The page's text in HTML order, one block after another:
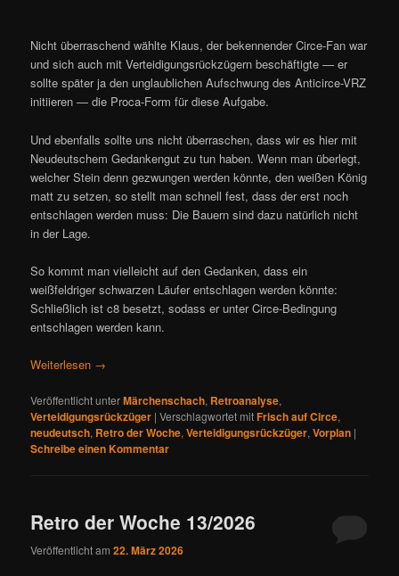
Nicht überraschend wählte Klaus, der bekennender Circe-Fan war
und sich auch mit Verteidigungsrückzügern beschäftigte — er
sollte später ja den unglaublichen Aufschwung des Anticirce-VRZ
initiieren — die Proca-Form für diese Aufgabe.
Und ebenfalls sollte uns nicht überraschen, dass wir es hier mit
Neudeutschem Gedankengut zu tun haben. Wenn man überlegt,
welcher Stein denn gezwungen werden könnte, den weißen König
matt zu setzen, so stellt man schnell fest, dass der erst noch
entschlagen werden muss: Die Bauern sind dazu natürlich nicht
in der Lage.
So kommt man vielleicht auf den Gedanken, dass ein
weißfeldriger schwarzen Läufer entschlagen werden könnte:
Schließlich ist c8 besetzt, sodass er unter Circe-Bedingung
entschlagen werden kann.
Weiterlesen →
Veröffentlicht unterMärchenschach, Retroanalyse,
Verteidigungsrückzüger |Verschlagwortet mitFrisch auf Circe,
neudeutsch, Retro der Woche,Verteidigungsrückzüger,Vorplan |
Schreibe einen Kommentar
Retro der Woche 13/2026
Veröffentlicht am22. März 2026